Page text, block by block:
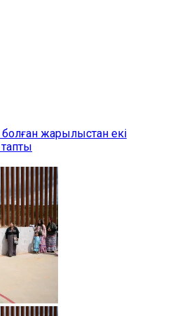
жарылыстан екі